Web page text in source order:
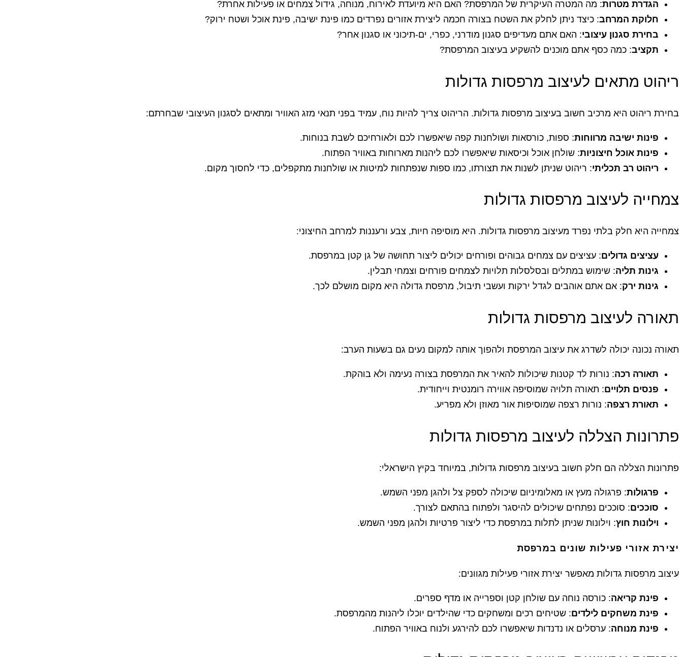
הגדרת מטרות: מה המטרה העיקרית של המרפסת? האם היא מיועדת לאירוח, מנוחה, גידול צמחים או פעילות אחרת?
חלוקת המרחב: כיצד ניתן לחלק את השטח בצורה חכמה ליצירת אזורים נפרדים כמו פינת ישיבה, פינת אוכל ושטח ירוק?
בחירת סגנון עיצובי: האם אתם מעדיפים סגנון מודרני, כפרי, ים-תיכוני או סגנון אחר?
תקציב: כמה כסף אתם מוכנים להשקיע בעיצוב המרפסת?
ריהוט מתאים לעיצוב מרפסות גדולות
בחירת ריהוט היא מרכיב חשוב בעיצוב מרפסות גדולות. הריהוט צריך להיות נוח, עמיד בפני תנאי מזג האוויר ומתאים לסגנון העיצובי שבחרתם:
פינות ישיבה מרווחות: ספות, כורסאות ושולחנות קפה שיאפשרו לכם ולאורחיכם לשבת בנוחות.
פינות אוכל חיצוניות: שולחן אוכל וכיסאות שיאפשרו לכם ליהנות מארוחות באוויר הפתוח.
ריהוט רב תכליתי: ריהוט שניתן לשנות את תצורתו, כמו ספות שנפתחות למיטות או שולחנות מתקפלים, כדי לחסוך מקום.
צמחייה לעיצוב מרפסות גדולות
צמחייה היא חלק בלתי נפרד מעיצוב מרפסות גדולות. היא מוסיפה חיות, צבע ורעננות למרחב החיצוני:
עציצים גדולים: עציצים עם צמחים גבוהים ופורחים יכולים ליצור תחושה של גן קטן במרפסת.
גינות תליה: שימוש במתלים ובסלסלות תלויות לצמחים פורחים וצמחי תבלין.
גינות ירק: אם אתם אוהבים לגדל ירקות ועשבי תיבול, מרפסת גדולה היא מקום מושלם לכך.
תאורה לעיצוב מרפסות גדולות
תאורה נכונה יכולה לשדרג את עיצוב המרפסת ולהפוך אותה למקום נעים גם בשעות הערב:
תאורה רכה: נורות לד קטנות שיכולות להאיר את המרפסת בצורה נעימה ולא בוהקת.
פנסים תלויים: תאורה תלויה שמוסיפה אווירה רומנטית וייחודית.
תאורת רצפה: נורות רצפה שמוסיפות אור מאוזן ולא מפריע.
פתרונות הצללה לעיצוב מרפסות גדולות
פתרונות הצללה הם חלק חשוב בעיצוב מרפסות גדולות, במיוחד בקיץ הישראלי:
פרגולות: פרגולה מעץ או מאלומיניום שיכולה לספק צל ולהגן מפני השמש.
סוככים: סוככים נפתחים שיכולים להיסגר ולפתוח בהתאם לצורך.
וילונות חוץ: וילונות שניתן לתלות במרפסת כדי ליצור פרטיות ולהגן מפני השמש.
יצירת אזורי פעילות שונים במרפסת
עיצוב מרפסות גדולות מאפשר יצירת אזורי פעילות מגוונים:
פינת קריאה: כורסה נוחה עם שולחן קטן וספרייה או מדף ספרים.
פינת משחקים לילדים: שטיחים רכים ומשחקים כדי שהילדים יוכלו ליהנות מהמרפסת.
פינת מנוחה: ערסלים או נדנדות שיאפשרו לכם להירגע ולנוח באוויר הפתוח.